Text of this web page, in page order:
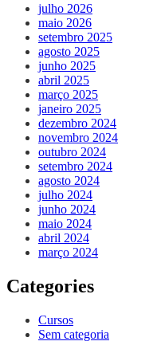
julho 2026
maio 2026
setembro 2025
agosto 2025
junho 2025
abril 2025
março 2025
janeiro 2025
dezembro 2024
novembro 2024
outubro 2024
setembro 2024
agosto 2024
julho 2024
junho 2024
maio 2024
abril 2024
março 2024
Categories
Cursos
Sem categoria